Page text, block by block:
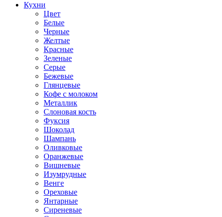
Кухни
Цвет
Белые
Черные
Желтые
Красные
Зеленые
Серые
Бежевые
Глянцевые
Кофе с молоком
Металлик
Слоновая кость
Фуксия
Шоколад
Шампань
Оливковые
Оранжевые
Вишневые
Изумрудные
Венге
Ореховые
Янтарные
Сиреневые